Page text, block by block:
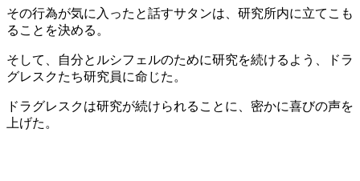
その行為が気に入ったと話すサタンは、研究所内に立てこも
ることを決める。
そして、自分とルシフェルのために研究を続けるよう、ドラ
グレスクたち研究員に命じた。
ドラグレスクは研究が続けられることに、密かに喜びの声を
上げた。